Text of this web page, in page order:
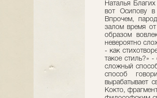
Наталья
вот Осипову в
Впрочем,
залом время
образом
невероятно
- как
такое стиль?»
сложный
способ
вырабатывает
Кокто,